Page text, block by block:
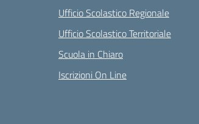
Ufficio Scolastico Regionale
Ufficio Scolastico Territoriale
Scuola in Chiaro
Iscrizioni On Line